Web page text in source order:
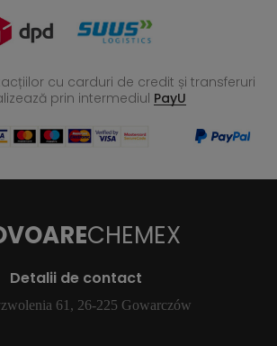
cu carduri de credit și transferuri
prin intermediul PayU
CHEMEX
Detalii de contact
61, 26-225 Gowarczów